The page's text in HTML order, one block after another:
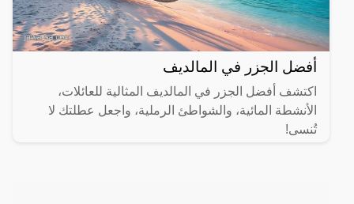
أفضل الجزر في المالديف
اكتشف أفضل الجزر في المالديف المثالية للعائلات،
الأنشطة المائية، والشواطئ الرملية، واجعل عطلتك لا
تُنسى!